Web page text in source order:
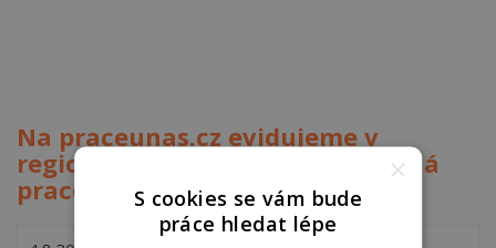
Na praceunas.cz evidujeme v
regionu Havlíčkův Brod tato volná
pracovní místa
×
S cookies se vám bude
práce hledat lépe